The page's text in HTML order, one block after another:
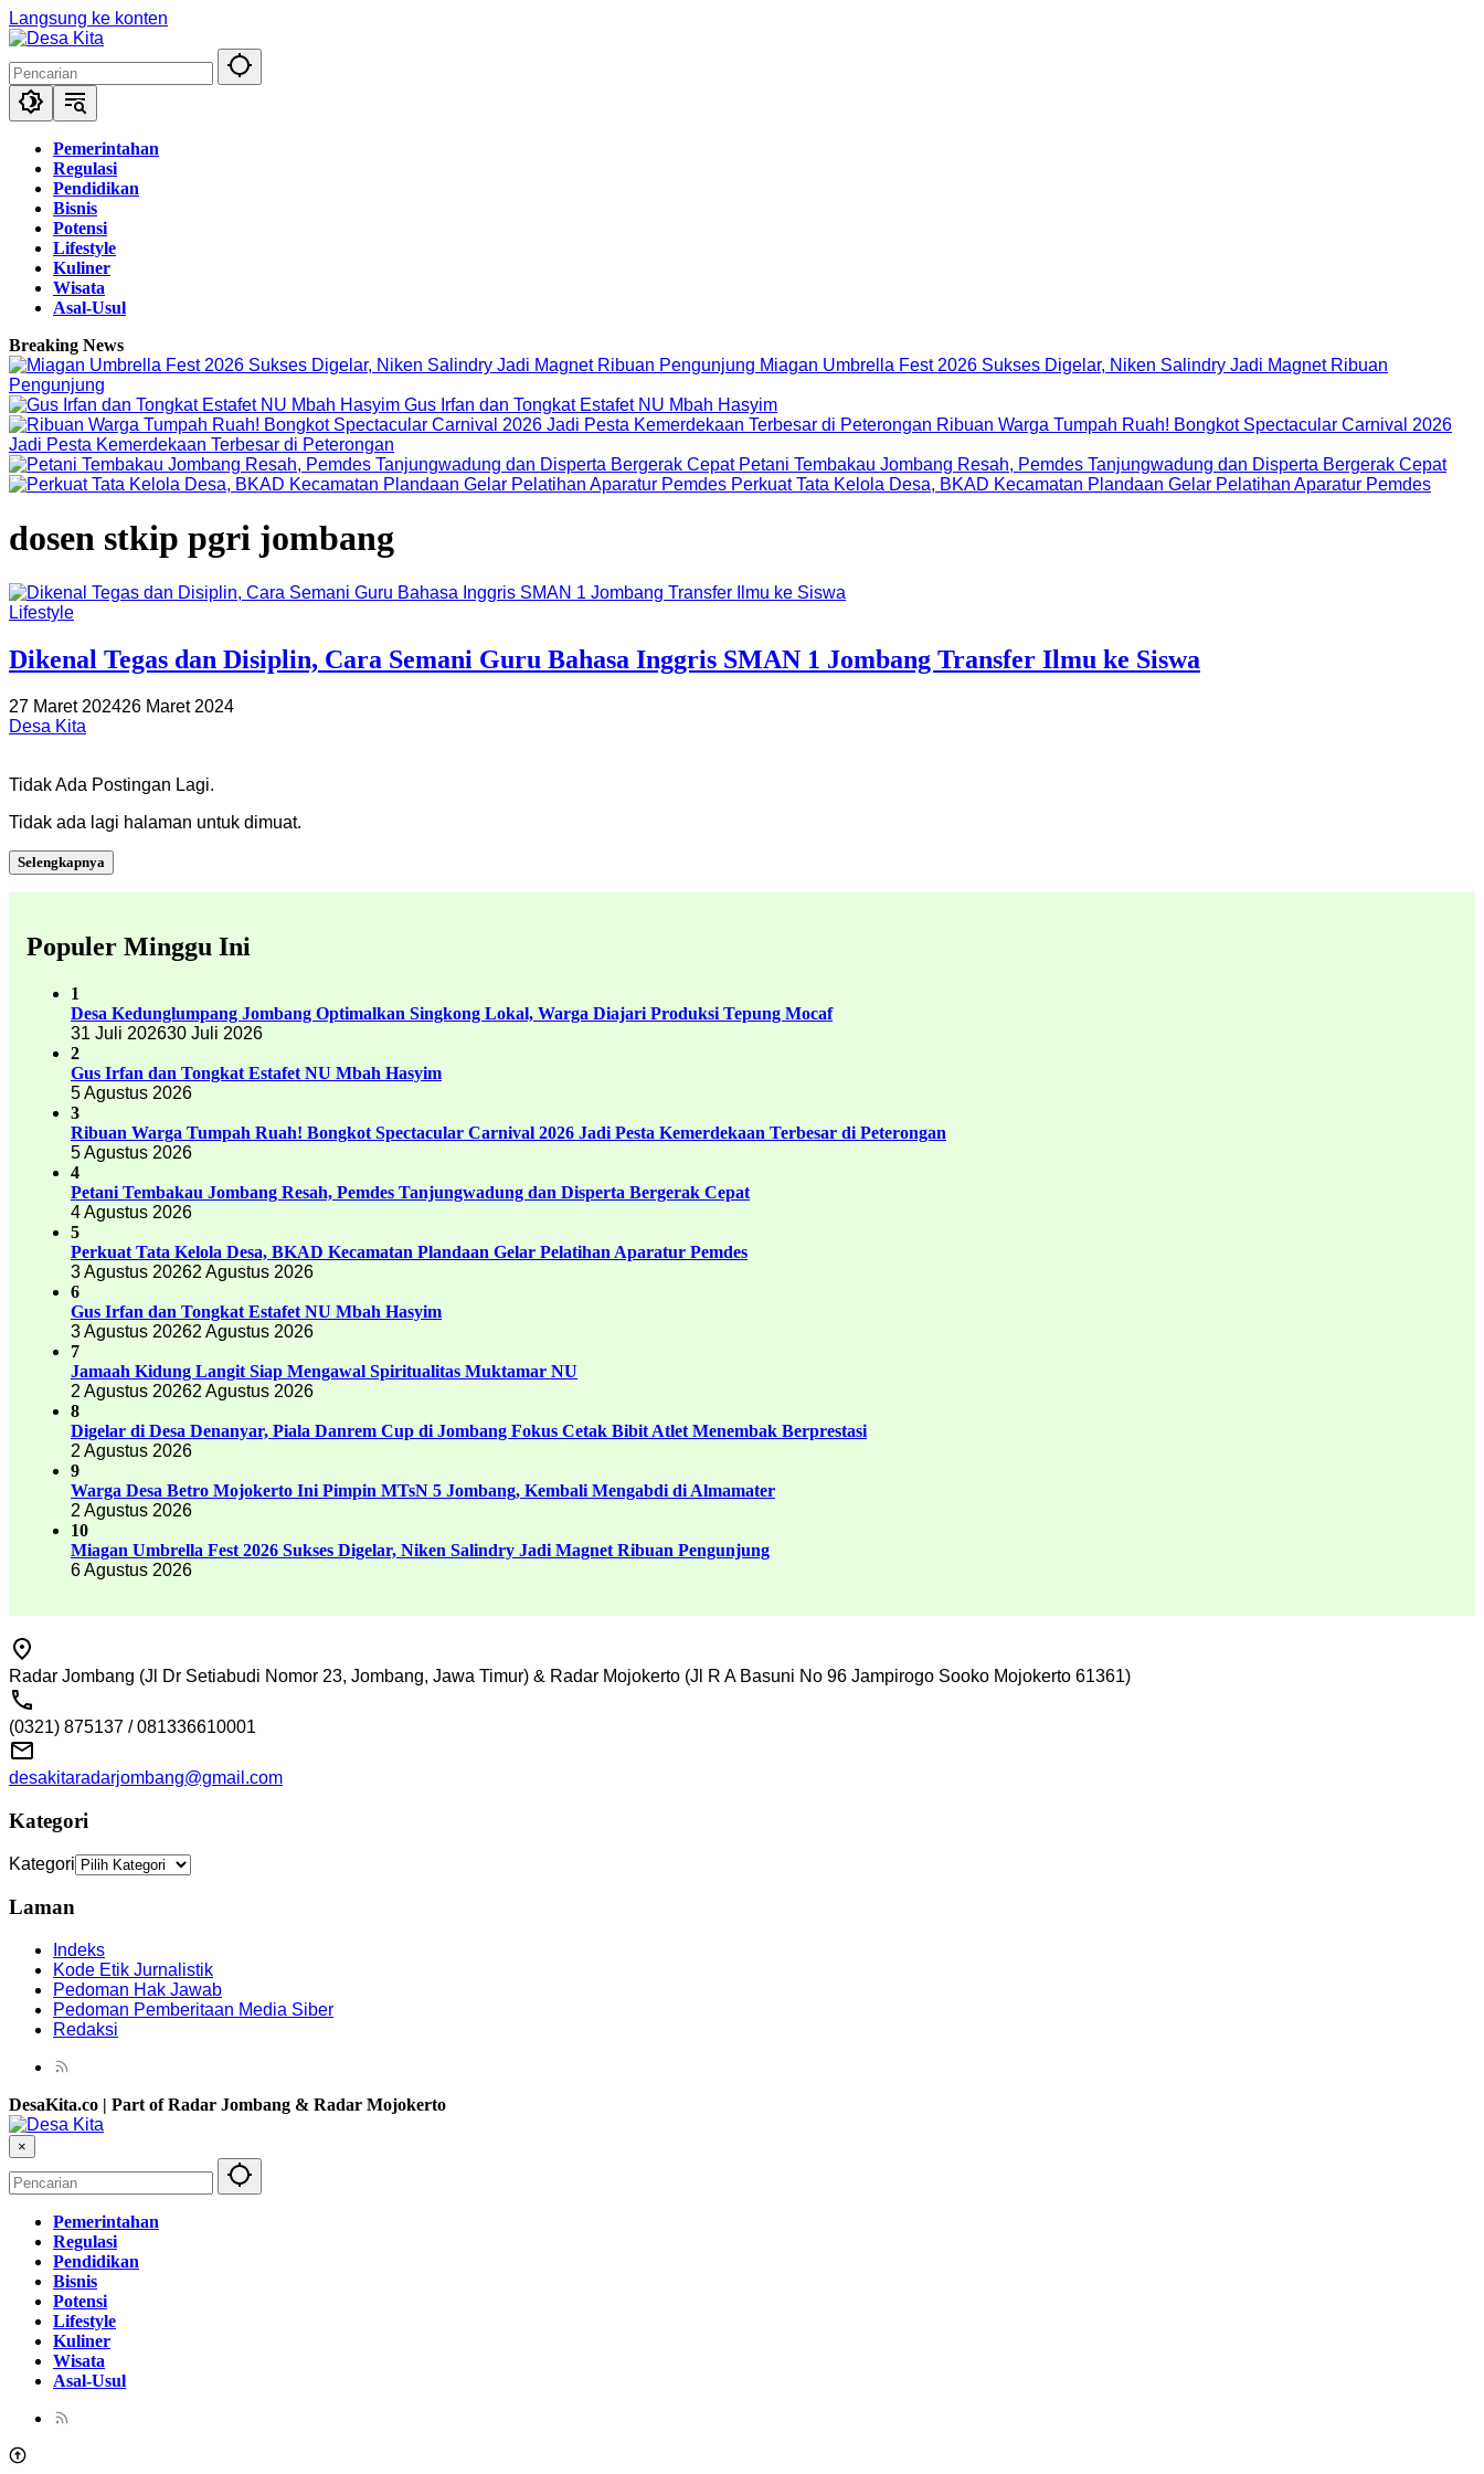
Langsung ke konten
Pemerintahan
Regulasi
Pendidikan
Bisnis
Potensi
Lifestyle
Kuliner
Wisata
Asal-Usul
Breaking News
Miagan Umbrella Fest 2026 Sukses Digelar, Niken Salindry Jadi Magnet Ribuan
Pengunjung
Gus Irfan dan Tongkat Estafet NU Mbah Hasyim
Ribuan Warga Tumpah Ruah! Bongkot Spectacular Carnival 2026
Jadi Pesta Kemerdekaan Terbesar di Peterongan
Petani Tembakau Jombang Resah, Pemdes Tanjungwadung dan Disperta Bergerak Cepat
Perkuat Tata Kelola Desa, BKAD Kecamatan Plandaan Gelar Pelatihan Aparatur Pemdes
dosen stkip pgri jombang
Lifestyle
Dikenal Tegas dan Disiplin, Cara Semani Guru Bahasa Inggris SMAN 1 Jombang Transfer Ilmu ke Siswa
27 Maret 202426 Maret 2024
Desa Kita
Tidak Ada Postingan Lagi.
Tidak ada lagi halaman untuk dimuat.
Selengkapnya
Populer Minggu Ini
1
Desa Kedunglumpang Jombang Optimalkan Singkong Lokal, Warga Diajari Produksi Tepung Mocaf
31 Juli 202630 Juli 2026
2
Gus Irfan dan Tongkat Estafet NU Mbah Hasyim
5 Agustus 2026
3
Ribuan Warga Tumpah Ruah! Bongkot Spectacular Carnival 2026 Jadi Pesta Kemerdekaan Terbesar di Peterongan
5 Agustus 2026
4
Petani Tembakau Jombang Resah, Pemdes Tanjungwadung dan Disperta Bergerak Cepat
4 Agustus 2026
5
Perkuat Tata Kelola Desa, BKAD Kecamatan Plandaan Gelar Pelatihan Aparatur Pemdes
3 Agustus 20262 Agustus 2026
6
Gus Irfan dan Tongkat Estafet NU Mbah Hasyim
3 Agustus 20262 Agustus 2026
7
Jamaah Kidung Langit Siap Mengawal Spiritualitas Muktamar NU
2 Agustus 20262 Agustus 2026
8
Digelar di Desa Denanyar, Piala Danrem Cup di Jombang Fokus Cetak Bibit Atlet Menembak Berprestasi
2 Agustus 2026
9
Warga Desa Betro Mojokerto Ini Pimpin MTsN 5 Jombang, Kembali Mengabdi di Almamater
2 Agustus 2026
10
Miagan Umbrella Fest 2026 Sukses Digelar, Niken Salindry Jadi Magnet Ribuan Pengunjung
6 Agustus 2026
Radar Jombang (Jl Dr Setiabudi Nomor 23, Jombang, Jawa Timur) & Radar Mojokerto (Jl R A Basuni No 96 Jampirogo Sooko Mojokerto 61361)
(0321) 875137 / 081336610001
desakitaradarjombang@gmail.com
Kategori
Kategori
Laman
Indeks
Kode Etik Jurnalistik
Pedoman Hak Jawab
Pedoman Pemberitaan Media Siber
Redaksi
DesaKita.co | Part of Radar Jombang & Radar Mojokerto
×
Pemerintahan
Regulasi
Pendidikan
Bisnis
Potensi
Lifestyle
Kuliner
Wisata
Asal-Usul